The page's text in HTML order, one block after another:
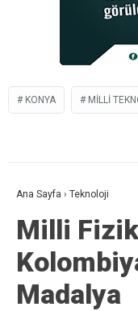
KONYA MILLI
Ana Sayfa › Teknoloji
Milli Fizik
Madalya